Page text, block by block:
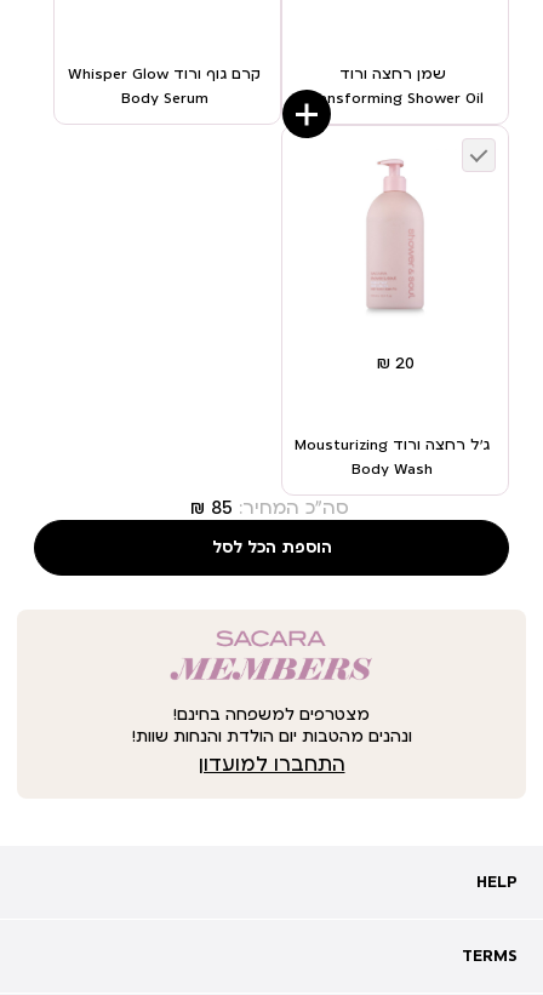
שמן רחצה ורוד
Transforming Shower Oil
קרם גוף ורוד Whisper Glow
Body Serum
ג’ל רחצה ורוד Mousturizing
Body Wash
סה"כ המחיר:
הוספת הכל לסל
מצטרפים למשפחה בחינם!
ונהנים מהטבות יום הולדת והנחות שוות!
התחברו למועדון
HELP
HELP
שאלות ותשובות
TERMS
TERMS